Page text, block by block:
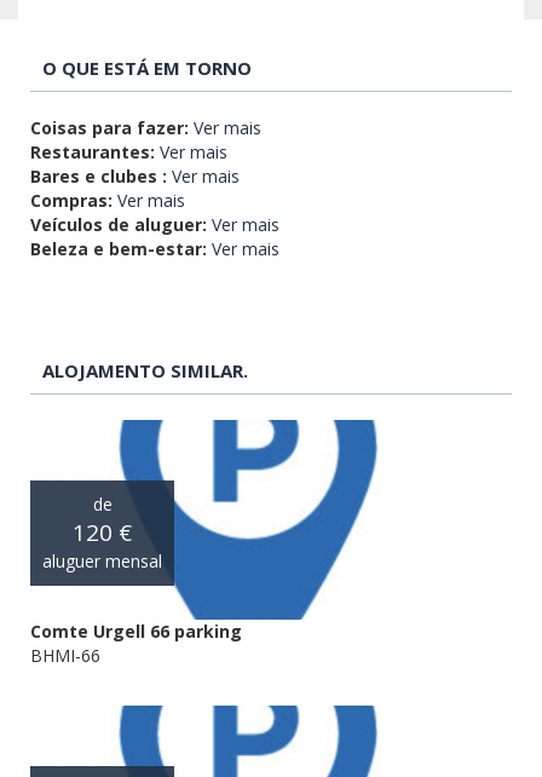
O QUE ESTÁ EM TORNO
Coisas para fazer: Ver mais
Restaurantes: Ver mais
Bares e clubes : Ver mais
Compras: Ver mais
Veículos de aluguer: Ver mais
Beleza e bem-estar: Ver mais
ALOJAMENTO SIMILAR.
de
120 €
aluguer mensal
Comte Urgell 66 parking
BHMI-66